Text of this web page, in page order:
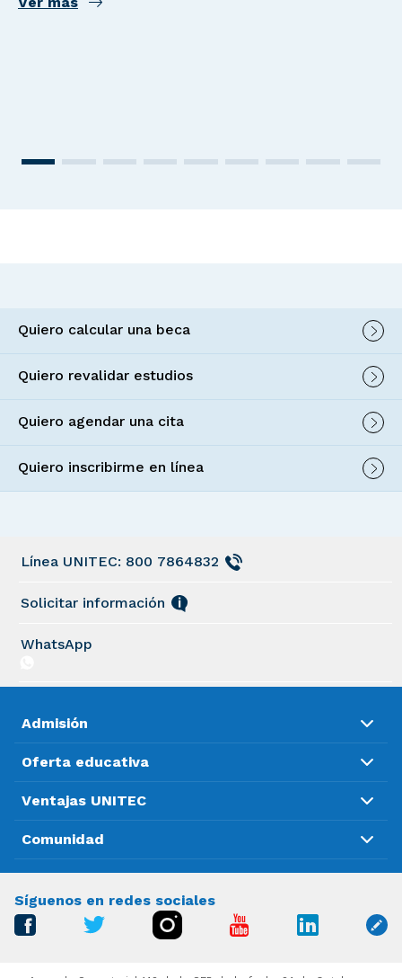
Quiero calcular una beca
Quiero revalidar estudios
Quiero agendar una cita
Quiero inscribirme en línea
Línea UNITEC: 800 7864832
Solicitar información
WhatsApp
Admisión
Oferta educativa
Ventajas UNITEC
Comunidad
Síguenos en redes sociales